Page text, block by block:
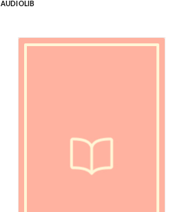
AUDIOLIB